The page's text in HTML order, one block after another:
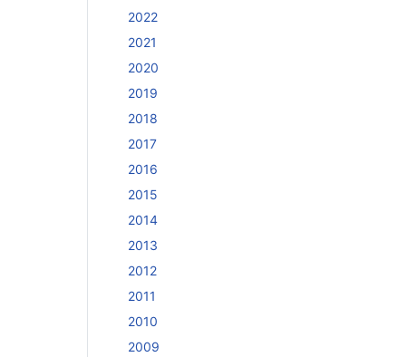
2022
2021
2020
2019
2018
2017
2016
2015
2014
2013
2012
2011
2010
2009